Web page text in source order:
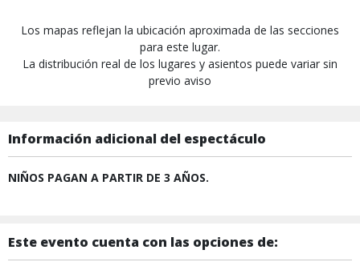
Los mapas reflejan la ubicación aproximada de las secciones
para este lugar.
La distribución real de los lugares y asientos puede variar sin
previo aviso
Información adicional del espectáculo
NIÑOS PAGAN A PARTIR DE 3 AÑOS.
Este evento cuenta con las opciones de: